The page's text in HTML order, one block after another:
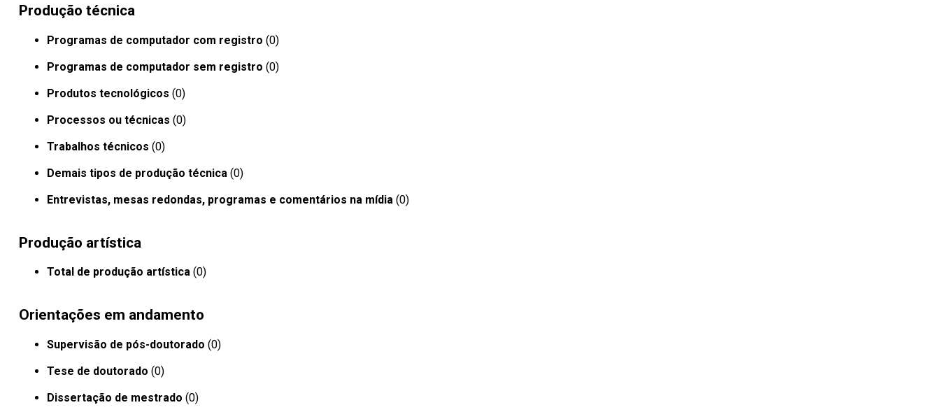
Produção técnica
Programas de computador com registro (0)
Programas de computador sem registro (0)
Produtos tecnológicos (0)
Processos ou técnicas (0)
Trabalhos técnicos (0)
Demais tipos de produção técnica(0)
Entrevistas, mesas redondas, programas e comentários na mídia(0)
Produção artística
Total de produção artística(0)
Orientações em andamento
Supervisão de pós-doutorado (0)
Tese de doutorado (0)
Dissertação de mestrado (0)